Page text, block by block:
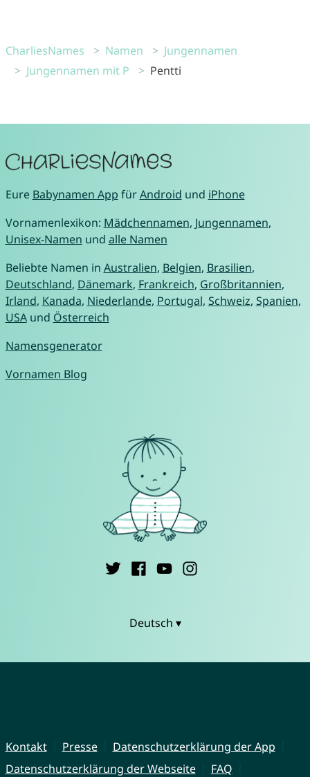
CharliesNames Namen
Jungennamen
Jungennamen mit P
Pentti
Eure Babynamen App fürAndroid und iPhone
Vornamenlexikon: Mädchennamen, Jungennamen,
Unisex-Namen und alle Namen
Beliebte Namen in Australien, Belgien, Brasilien,
Deutschland, Dänemark, Frankreich, Großbritannien,
Irland, Kanada, Niederlande, Portugal, Schweiz, Spanien,
USAund Österreich
Namensgenerator
Vornamen Blog
Deutsch ▾
Kontakt Presse
Datenschutzerklärung der App
Datenschutzerklärung der Webseite
FAQ